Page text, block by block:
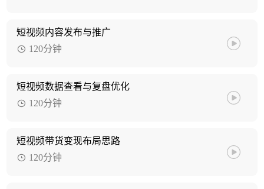
短视频内容发布与推广
120分钟
短视频数据查看与复盘优化
120分钟
短视频带货变现布局思路
120分钟